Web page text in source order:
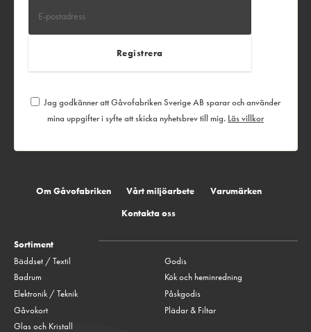
Jag godkänner att Gåvofabriken Sverige AB sparar och använder
mina uppgifter i syfte att skicka nyhetsbrev till mig. Läs villkor
Om Gåvofabriken Vårt miljöarbete
Varumärken
Kontakta oss
Sortiment
Bäddset / Textil
Badrum
Elektronik / Teknik
Gåvokort
Glas och Kristall
Godis
Kök och heminredning
Påskgodis
Plädar & Filtar